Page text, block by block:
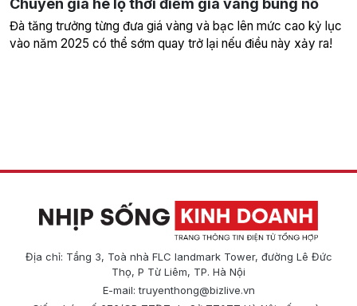
Đà tăng trưởng từng đưa giá vàng và bạc lên mức cao kỷ lục
vào năm 2025 có thể sớm quay trở lại nếu điều này xảy ra!
Địa chỉ: Tầng 3, Toà nhà FLC landmark Tower, đường Lê Đức
Thọ, P Từ Liêm, TP. Hà Nội
E-mail:truyenthong@bizlive.vn